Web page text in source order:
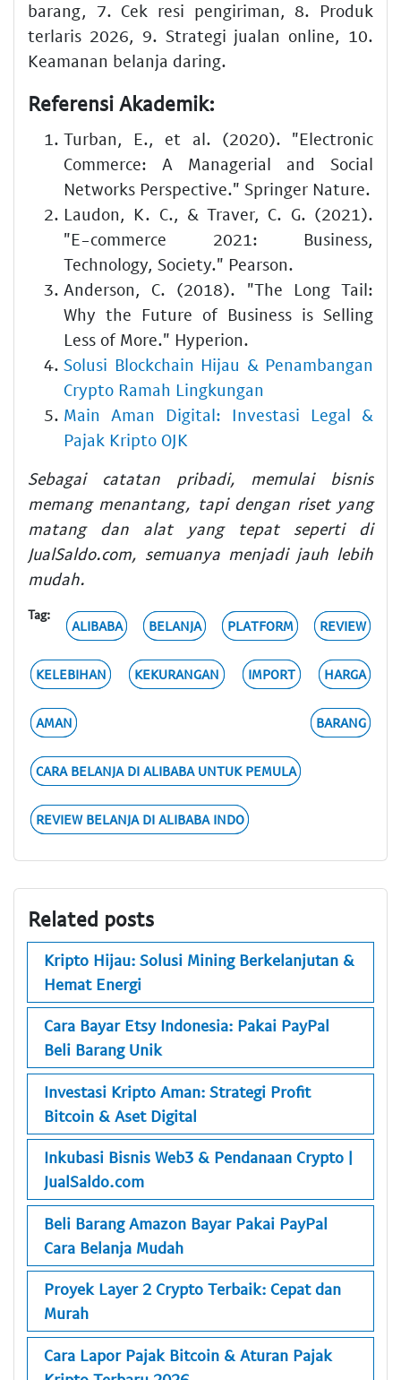
barang, 7. Cek resi pengiriman, 8. Produk
terlaris 2026, 9. Strategi jualan online, 10.
Keamanan belanja daring.
Referensi Akademik:
Turban, E., et al. (2020). "Electronic
Commerce: A Managerial and Social
Networks Perspective." Springer Nature.
Laudon, K. C., & Traver, C. G. (2021).
"E-commerce 2021: Business,
Technology, Society." Pearson.
Anderson, C. (2018). "The Long Tail:
Why the Future of Business is Selling
Less of More." Hyperion.
Solusi Blockchain Hijau & Penambangan
Crypto Ramah Lingkungan
Main Aman Digital: Investasi Legal &
Pajak Kripto OJK
Sebagai catatan pribadi, memulai bisnis
memang menantang, tapi dengan riset yang
matang dan alat yang tepat seperti di
JualSaldo.com, semuanya menjadi jauh lebih
mudah.
Tag:
ALIBABA BELANJA PLATFORM REVIEW
KELEBIHAN KEKURANGAN IMPORT HARGA
AMAN BARANG
CARA BELANJA DI ALIBABA UNTUK PEMULA
REVIEW BELANJA DI ALIBABA INDO
Related posts
Kripto Hijau: Solusi Mining Berkelanjutan &
Hemat Energi
Cara Bayar Etsy Indonesia: Pakai PayPal
Beli Barang Unik
Investasi Kripto Aman: Strategi Profit
Bitcoin & Aset Digital
Inkubasi Bisnis Web3 & Pendanaan Crypto |
JualSaldo.com
Beli Barang Amazon Bayar Pakai PayPal
Cara Belanja Mudah
Proyek Layer 2 Crypto Terbaik: Cepat dan
Murah
Cara Lapor Pajak Bitcoin & Aturan Pajak